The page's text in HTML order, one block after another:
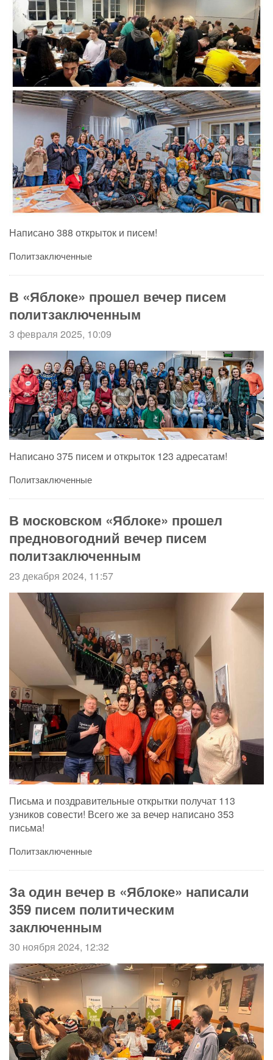
Написано 388 открыток и писем!
Политзаключенные
В «Яблоке» прошел вечер писем
политзаключенным
3 февраля 2025, 10:09
Написано 375 писем и открыток 123 адресатам!
Политзаключенные
В московском «Яблоке» прошел
предновогодний вечер писем
политзаключенным
23 декабря 2024, 11:57
Письма и поздравительные открытки получат 113
узников совести! Всего же за вечер написано 353
письма!
Политзаключенные
За один вечер в «Яблоке» написали
359 писем политическим
заключенным
30 ноября 2024, 12:32